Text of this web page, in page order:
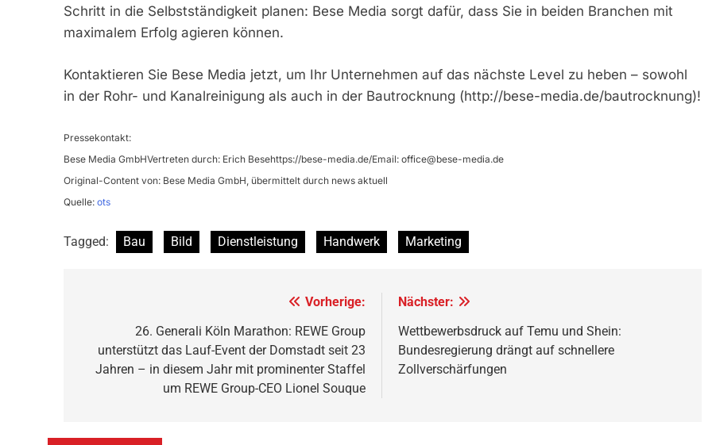
Schritt in die Selbstständigkeit planen: Bese Media sorgt dafür, dass Sie in beiden Branchen mit
maximalem Erfolg agieren können.
Kontaktieren Sie Bese Media jetzt, um Ihr Unternehmen auf das nächste Level zu heben – sowohl
in der Rohr- und Kanalreinigung als auch in der Bautrocknung (http://bese-media.de/bautrocknung)!
Pressekontakt:
Bese Media GmbHVertreten durch: Erich Besehttps://bese-media.de/Email: office@bese-media.de
Original-Content von: Bese Media GmbH, übermittelt durch news aktuell
Quelle: ots
Tagged: Bau Bild Dienstleistung Handwerk Marketing
Vorherige:
26. Generali Köln Marathon: REWE Group
unterstützt das Lauf-Event der Domstadt seit 23
Jahren – in diesem Jahr mit prominenter Staffel
um REWE Group-CEO Lionel Souque
Nächster:
Wettbewerbsdruck auf Temu und Shein:
Bundesregierung drängt auf schnellere
Zollverschärfungen